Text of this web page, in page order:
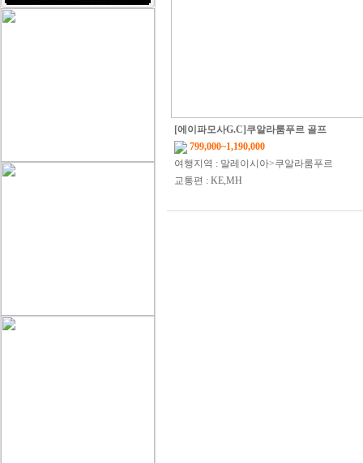
[에이파모사G.C]쿠알라룸푸르 골프
799,000~1,190,000
여행지역 : 말레이시아>쿠알라룸푸르
교통편 : KE,MH